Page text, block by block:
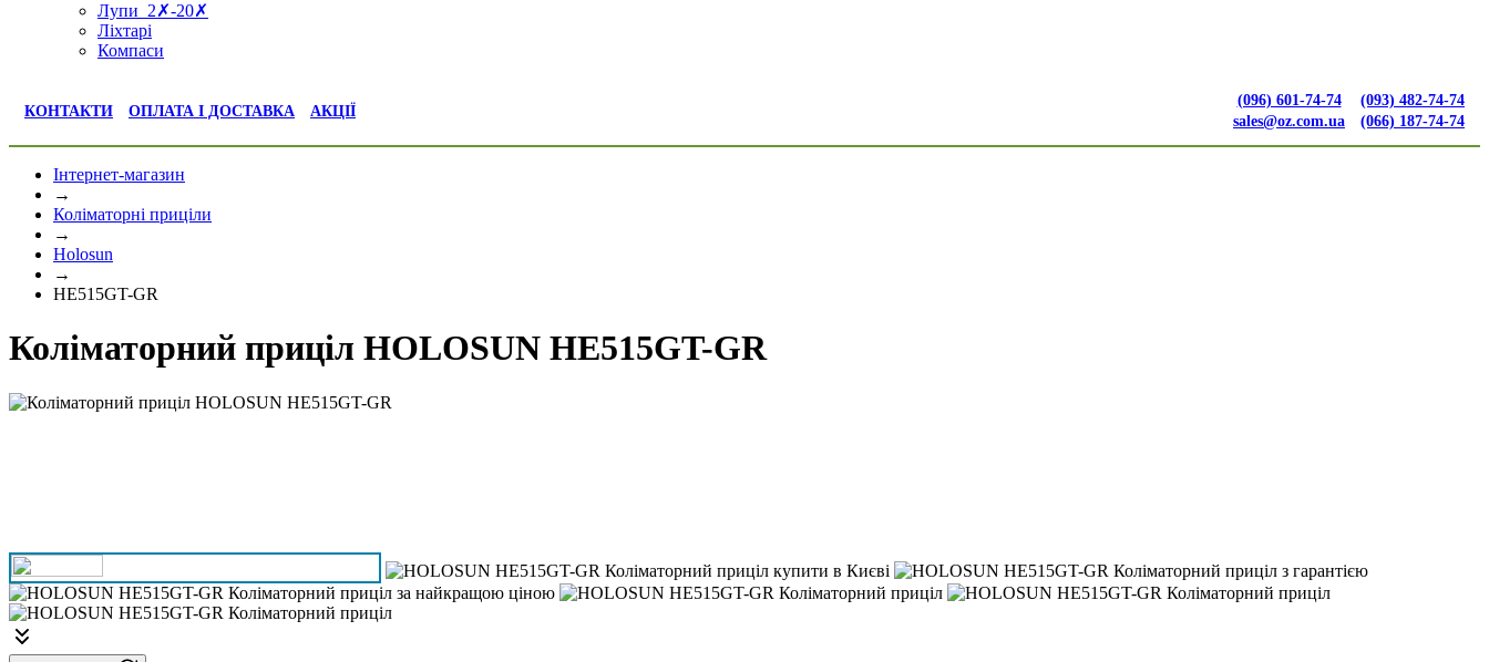
Лупи 2✗-20✗
Ліхтарі
Компаси
КОНТАКТИ ОПЛАТА І ДОСТАВКА АКЦІЇ
(096) 601-74-74
sales@oz.com.ua
(093) 482-74-74
(066) 187-74-74
Інтернет-магазин
→
Коліматорні приціли
→
Holosun
→
HE515GT-GR
Коліматорний приціл HOLOSUN HE515GT-GR